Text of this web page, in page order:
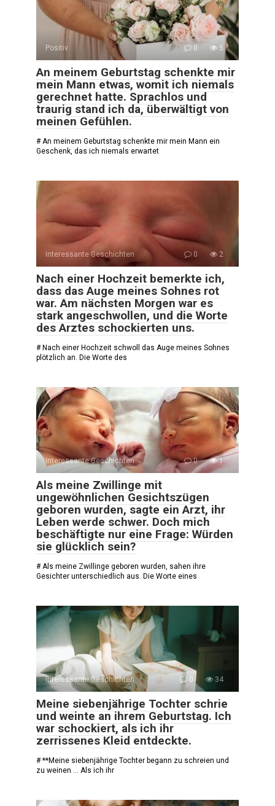
Positiv 0 5
An meinem Geburtstag schenkte mir
mein Mann etwas, womit ich niemals
gerechnet hatte. Sprachlos und
traurig stand ich da, überwältigt von
meinen Gefühlen.
# An meinem Geburtstag schenkte mir mein Mann ein
Geschenk, das ich niemals erwartet
Interessante Geschichten 0 2
Nach einer Hochzeit bemerkte ich,
dass das Auge meines Sohnes rot
war. Am nächsten Morgen war es
stark angeschwollen, und die Worte
des Arztes schockierten uns.
# Nach einer Hochzeit schwoll das Auge meines Sohnes
plötzlich an. Die Worte des
Interessante Geschichten 0 1
Als meine Zwillinge mit
ungewöhnlichen Gesichtszügen
geboren wurden, sagte ein Arzt, ihr
Leben werde schwer. Doch mich
beschäftigte nur eine Frage: Würden
sie glücklich sein?
# Als meine Zwillinge geboren wurden, sahen ihre
Gesichter unterschiedlich aus. Die Worte eines
Interessante Geschichten 0 34
Meine siebenjährige Tochter schrie
und weinte an ihrem Geburtstag. Ich
war schockiert, als ich ihr
zerrissenes Kleid entdeckte.
# **Meine siebenjährige Tochter begann zu schreien und
zu weinen … Als ich ihr